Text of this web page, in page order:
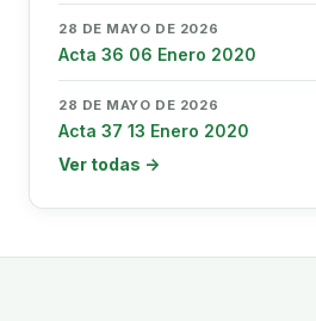
28 DE MAYO DE 2026
Acta 36 06 Enero 2020
28 DE MAYO DE 2026
Acta 37 13 Enero 2020
Ver todas →